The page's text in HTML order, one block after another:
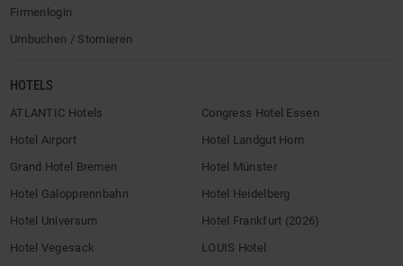
Firmenlogin
Umbuchen / Stornieren
HOTELS
ATLANTIC Hotels
Hotel Airport
Grand Hotel Bremen
Hotel Galopprennbahn
Hotel Universum
Hotel Vegesack
Congress Hotel Essen
Hotel Landgut Horn
Hotel Münster
Hotel Heidelberg
Hotel Frankfurt (2026)
LOUIS Hotel